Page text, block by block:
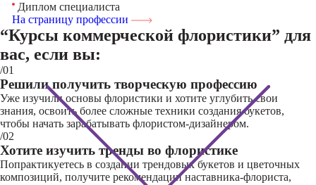
Диплом специалиста
На страницу профессии
“Курсы коммерческой флористики” для
вас, если вы:
/01
Решили получить творческую профессию
Уже изучили основы флористики и хотите углубить свои
знания, освоить более сложные техники создания букетов,
чтобы начать зарабатывать флористом-дизайнером.
/02
Хотите изучить тренды во флористике
Попрактикуетесь в создании трендовых букетов и цветочных
композиций, получите рекомендации наставника-флориста,